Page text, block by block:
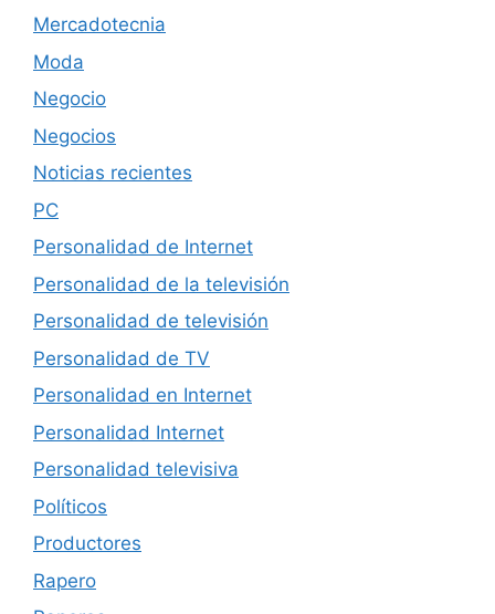
Mercadotecnia
Moda
Negocio
Negocios
Noticias recientes
PC
Personalidad de Internet
Personalidad de la televisión
Personalidad de televisión
Personalidad de TV
Personalidad en Internet
Personalidad Internet
Personalidad televisiva
Políticos
Productores
Rapero